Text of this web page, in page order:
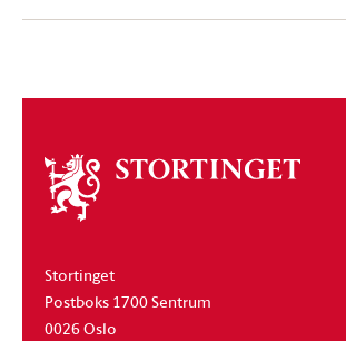
Om
stortinget
Stortinget
Postboks 1700 Sentrum
0026 Oslo